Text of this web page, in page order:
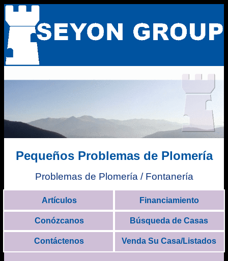
Pequeños Problemas de Plomería
Problemas de Plomería / Fontanería
Artículos Financiamiento
Conózcanos Búsqueda de Casas
Contáctenos Venda Su Casa/Listados